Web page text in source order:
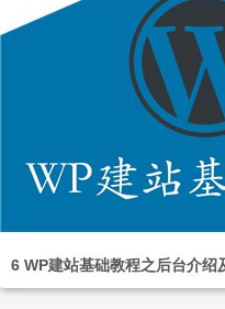
6 WP建站基础教程之后台介绍